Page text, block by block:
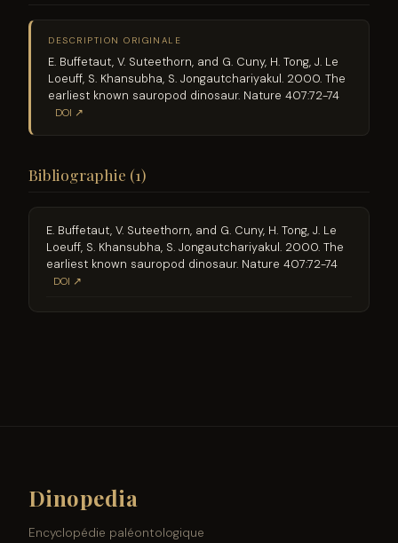
DESCRIPTION ORIGINALE
E. Buffetaut, V. Suteethorn, and G. Cuny, H. Tong, J. Le
Loeuff, S. Khansubha, S. Jongautchariyakul. 2000. The
earliest known sauropod dinosaur. Nature 407:72-74
DOI ↗
Bibliographie (1)
E. Buffetaut, V. Suteethorn, and G. Cuny, H. Tong, J. Le
Loeuff, S. Khansubha, S. Jongautchariyakul. 2000. The
earliest known sauropod dinosaur. Nature 407:72-74
DOI ↗
Dinopedia
Encyclopédie paléontologique